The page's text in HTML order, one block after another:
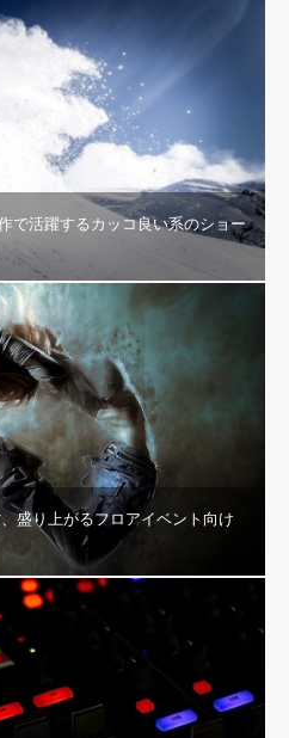
で活躍するカッコ良い系のショー
盛り上がるフロアイベント向け